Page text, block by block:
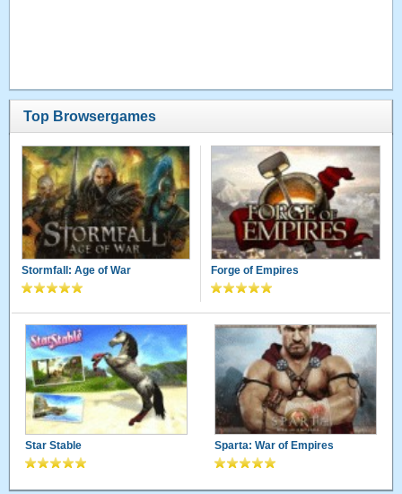
Top Browsergames
Stormfall: Age of War Forge of Empires
Star Stable Sparta: War of Empires